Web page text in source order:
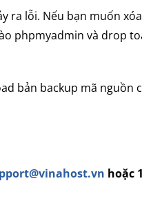
ra lỗi. Nếu bạn muốn
phpmyadmin và drop
bản backup mã nguồn
hoặc